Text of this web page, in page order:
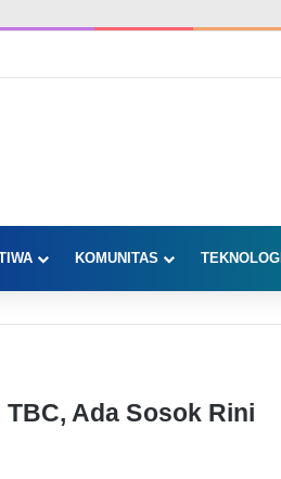
KOMUNITAS TEKNOLOGI
Ada Sosok Rini